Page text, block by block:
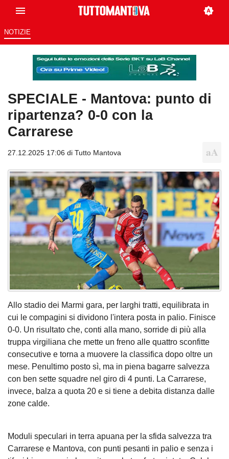
NOTIZIE
SPECIALE - Mantova: punto di
ripartenza? 0-0 con la
Carrarese
27.12.2025 17:06 di Tutto Mantova
Allo stadio dei Marmi gara, per larghi tratti, equilibrata in
cui le compagini si dividono l'intera posta in palio. Finisce
0-0. Un risultato che, conti alla mano, sorride di più alla
truppa virgiliana che mette un freno alle quattro sconfitte
consecutive e torna a muovere la classifica dopo oltre un
mese. Penultimo posto sì, ma in piena bagarre salvezza
con ben sette squadre nel giro di 4 punti. La Carrarese,
invece, balza a quota 20 e si tiene a debita distanza dalle
zone calde.
Moduli speculari in terra apuana per la sfida salvezza tra
Carrarese e Mantova, con punti pesanti in palio e senza i